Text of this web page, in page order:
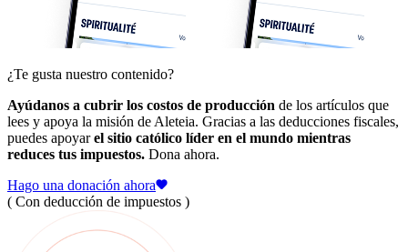
¿Te gusta nuestro contenido?
Ayúdanos a cubrir los costos de producción de los artículos que
lees y apoya la misión de Aleteia. Gracias a las deducciones fiscales,
puedes apoyarel sitio católico líder en el mundo mientras
reduces tus impuestos. Dona ahora.
Hago una donación ahora
( Con deducción de impuestos )